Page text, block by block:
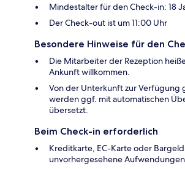
Mindestalter für den Check-in: 18
Der Check-out ist um 11:00 Uhr
Besondere Hinweise für den
Die Mitarbeiter der Rezeption
Ankunft willkommen.
Von der Unterkunft zur Verfügung
werden ggf. mit automatischen
übersetzt.
Beim Check-in erforderlich
Kreditkarte, EC-Karte oder
unvorhergesehene Aufwendungen